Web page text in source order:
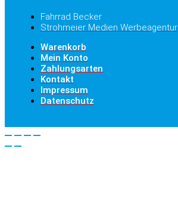
Fahrrad Becker
Strohmeier Medien Werbeagentur
Warenkorb
Mein Konto
Zahlungsarten
Kontakt
Impressum
Datenschutz